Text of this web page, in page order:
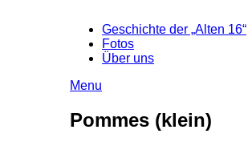
Geschichte der „Alten 16“
Fotos
Über uns
Menu
Pommes (klein)